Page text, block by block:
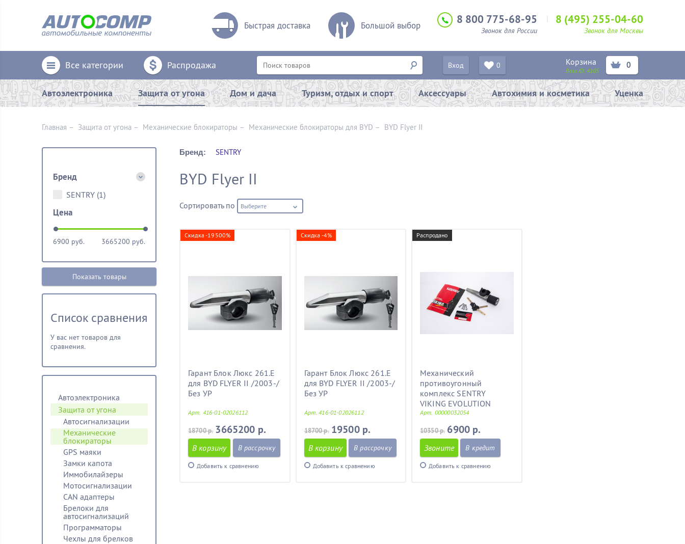
Быстрая доставка Большой выбор 8 800 775-68-95
Звонок для России
8 (495) 255-04-60
Звонок для Москвы
Все категории Распродажа Вход 0 Корзина
Ваш ID:4105
0
Автоэлектроника Защита от угона Дом и дача Туризм, отдых и спорт Аксессуары Автохимия и косметика Уценка
Главная – Защита от угона – Механические блoкираторы – Механические блокираторы для BYD – BYD Flyer II
Бренд: SENTRY
BYD Flyer II
Сортировать по Выберите
Скидка -19500%
Гарант Блок Люкс 261.E
для BYD FLYER II /2003-/
Без УР
Арт. 416-01-02026112
18700 р. 3665200 р.
В корзину В рассрочку
Добавить к сравнению
Скидка -4%
Гарант Блок Люкс 261.E
для BYD FLYER II /2003-/
Без УР
Арт. 416-01-02026112
18700 р. 19500 р.
В корзину В рассрочку
Добавить к сравнению
Распродано
Механический
противоугонный
комплекс SENTRY
VIKING EVOLUTION
Арт. 00000032054
10350 р. 6900 р.
Звоните В кредит
Добавить к сравнению
Бренд
SENTRY (1)
Цена
6900 руб. 3665200 руб.
Показать товары
Список сравнения
У вас нет товаров для
сравнения.
Автоэлектроника
Защита от угона
Автосигнализации
Механические
блoкираторы
GPS маяки
Замки капота
Иммобилайзеры
Мотосигнализации
CAN адаптеры
Брелоки для
автосигнализаций
Программаторы
Чехлы для брелков